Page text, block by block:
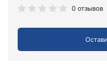
0 отзывов